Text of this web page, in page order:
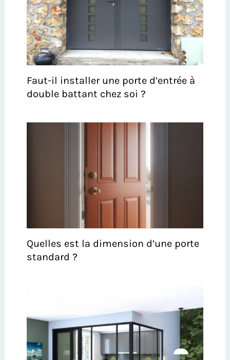
Faut-il installer une porte d’entrée à
double battant chez soi ?
Quelles est la dimension d’une porte
standard ?